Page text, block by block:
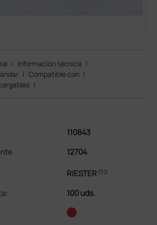
| Información técnica |
| Compatible con |
|
110843
12704
RIESTERlink
:
100 uds.